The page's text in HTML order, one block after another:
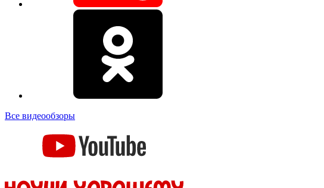
Все видеообзоры